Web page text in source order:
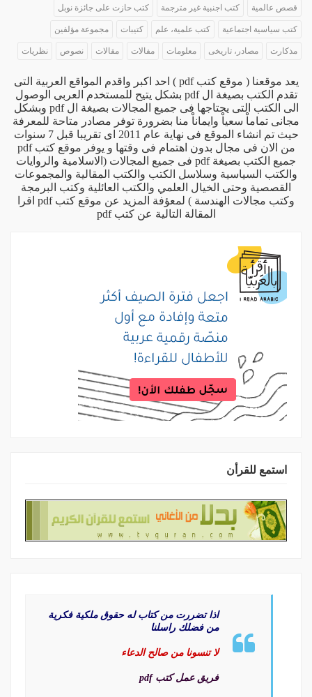
قصص عالمية كتب اجنبية غير مترجمة كتب حازت على جائزة نوبل
كتب سياسية اجتماعية كتب علمية، علم كتيبات مجموعة مؤلفين
مذكارت مصادر، تاريخى معلومات مفالات مقالات نصوص نظريات
يعد موقعنا ( موقع كتب pdf ) احد اكبر واقدم المواقع العربية التى
تقدم الكتب بصيغة ال pdf بشكل يتيح للمستخدم العربى الوصول
الى الكتب التى يحتاجها فى جميع المجالات بصيغة ال pdf وبشكل
مجانى تماماْ سعياْ وايماناْ منا بضرورة توفر مصادر متاحة للمعرفة
حيث تم انشاء الموقع فى نهاية عام 2011 اى تقريبا قبل 7 سنوات
من الان فى مجال بدون اهتمام فى وقتها و يوفر موقع كتب pdf
جميع الكتب بصيغة pdf فى جميع المجالات (الاسلامية والروايات
والكتب السياسية وسلاسل الكتب والكتب المقالية والمجموعات
القصصية وحتى الخيال العلمي والكتب العائلية وكتب البرمجة
وكتب مجالات الهندسة ) لمعؤفة المزيد عن موقع كتب pdf اقرا
المقالة التالية عن كتب pdf
استمع للقرأن
اذا تضررت من كتاب له حقوق ملكية فكرية
من فضلك راسلنا
لا تنسونا من صالح الدعاء
فريق عمل كتب pdf